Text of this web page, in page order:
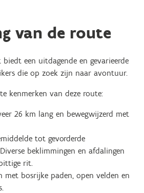
van de route
biedt een uitdagende en gevarieerde
die op zoek zijn naar avontuur.
kenmerken van deze route:
26 km lang en bewegwijzerd met
tot gevorderde
beklimmingen en afdalingen
rit.
met bosrijke paden, open velden en